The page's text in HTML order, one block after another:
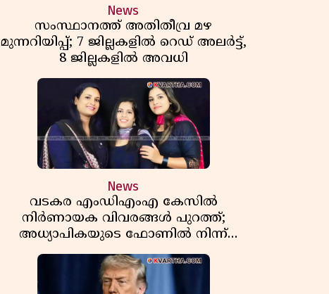
News
സംസ്ഥാനത്ത് അതിതീവ്ര മഴ
മുന്നറിയിപ്പ്; 7 ജില്ലകളിൽ റെഡ് അലർട്ട്,
8 ജില്ലകളിൽ അവധി
News
വടകര എംഡിഎംഎ കേസിൽ
നിർണായക വിവരങ്ങൾ പുറത്ത്;
അധ്യാപികയുടെ ഫോണിൽ നിന്ന്
ലഹരി ഇടപാട് ചാറ്റുകൾ കണ്ടെത്തി